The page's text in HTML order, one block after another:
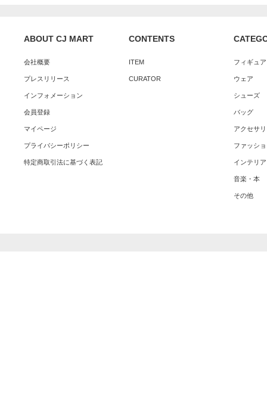
ABOUT CJ MART
会社概要
プレスリリース
インフォメーション
会員登録
マイページ
プライバシーポリシー
特定商取引法に基づく表記
CONTENTS
ITEM
CURATOR
フィギュ
ウェア
シューズ
バッグ
アクセサ
ファッシ
インテリア
音楽・本
その他